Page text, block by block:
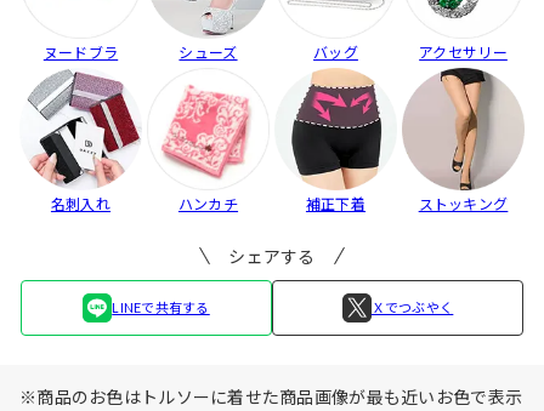
ヌードブラ シューズ バッグ アクセサリー
名刺入れ ハンカチ 補正下着 ストッキング
シェアする
LINEで共有する Ｘでつぶやく
※商品のお色はトルソーに着せた商品画像が最も近いお色で表示